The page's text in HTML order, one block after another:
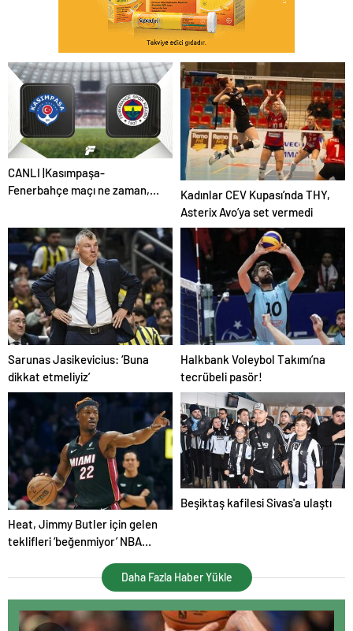
CANLI |Kasımpaşa-
Fenerbahçe maçı ne zaman,
(Muhtemel 11'ler)
Kadınlar CEV Kupası’nda THY,
Asterix Avo’ya set vermedi
Sarunas Jasikevicius: ‘Buna
dikkat etmeliyiz’
Halkbank Voleybol Takımı’na
tecrübeli pasör!
Heat, Jimmy Butler için gelen
teklifleri ‘beğenmiyor’ NBA
Beşiktaş kafilesi Sivas'a ulaştı
Daha Fazla Haber Yükle